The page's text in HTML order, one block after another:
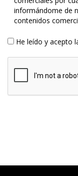
informándome de
contenidos
He leído y acepto